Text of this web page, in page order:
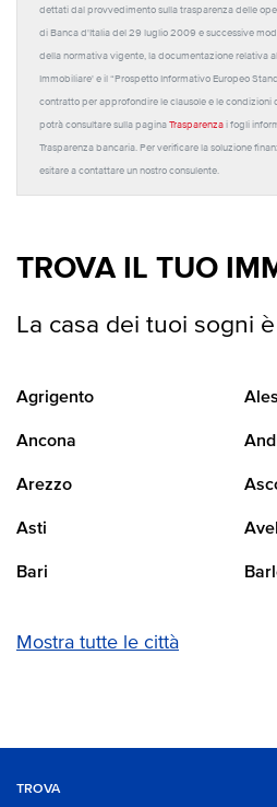
dettati dal provvedimento sulla trasparenza delle
di Banca d'Italia del 29 luglio 2009 e successive
della normativa vigente, la documentazione relativa
Immobiliare' e il “Prospetto Informativo Europeo
contratto per approfondire le clausole e le condizioni
potrà consultare sulla pagina Trasparenza i fogli
Trasparenza bancaria. Per verificare la soluzione
esitare a contattare un nostro consulente.
TROVA IL TUO
La casa dei tuoi sogni
Agrigento
Ancona
Arezzo
Asti
Bari
Mostra tutte le città
TROVA